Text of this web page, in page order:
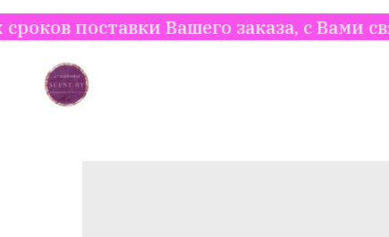
Вашего заказа, с Вами свяжется